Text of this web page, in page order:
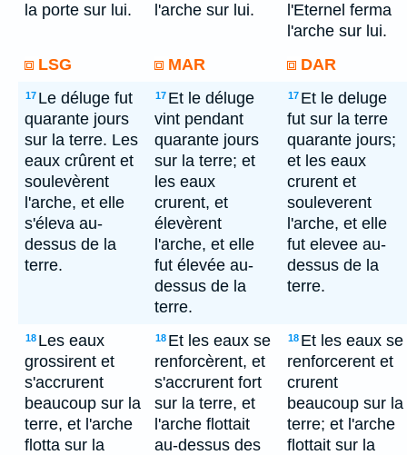
la porte sur lui.
l'arche sur lui.
l'Eternel ferma
l'arche sur lui.
LSG
MAR DAR
17 Le déluge fut
quarante jours
sur la terre. Les
eaux crûrent et
soulevèrent
l'arche, et elle
s'éleva au-
dessus de la
terre.
17 Et le déluge
vint pendant
quarante jours
sur la terre; et
les eaux
crurent, et
élevèrent
l'arche, et elle
fut élevée au-
dessus de la
terre.
17 Et le deluge
fut sur la terre
quarante jours;
et les eaux
crurent et
souleverent
l'arche, et elle
fut elevee au-
dessus de la
terre.
18 Les eaux
grossirent et
s'accrurent
beaucoup sur la
terre, et l'arche
flotta sur la
18 Et les eaux se
renforcèrent, et
s'accrurent fort
sur la terre, et
l'arche flottait
au-dessus des
18 Et les eaux se
renforcerent et
crurent
beaucoup sur la
terre; et l'arche
flottait sur la